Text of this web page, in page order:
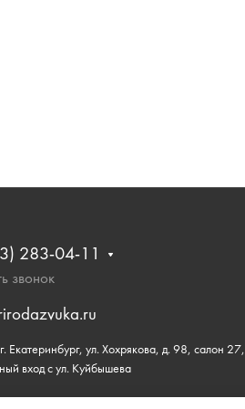
283-04-11
звонок
Екатеринбург, ул. Хохрякова, д. 98, салон
вход с ул. Куйбышева